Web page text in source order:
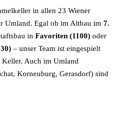
in allen 23 Wiener
Umland. Egal ob im Altbau im 7.
in Favoriten (1100) oder
– unser Team ist eingespielt
Auch im Umland
Korneuburg, Gerasdorf) sind